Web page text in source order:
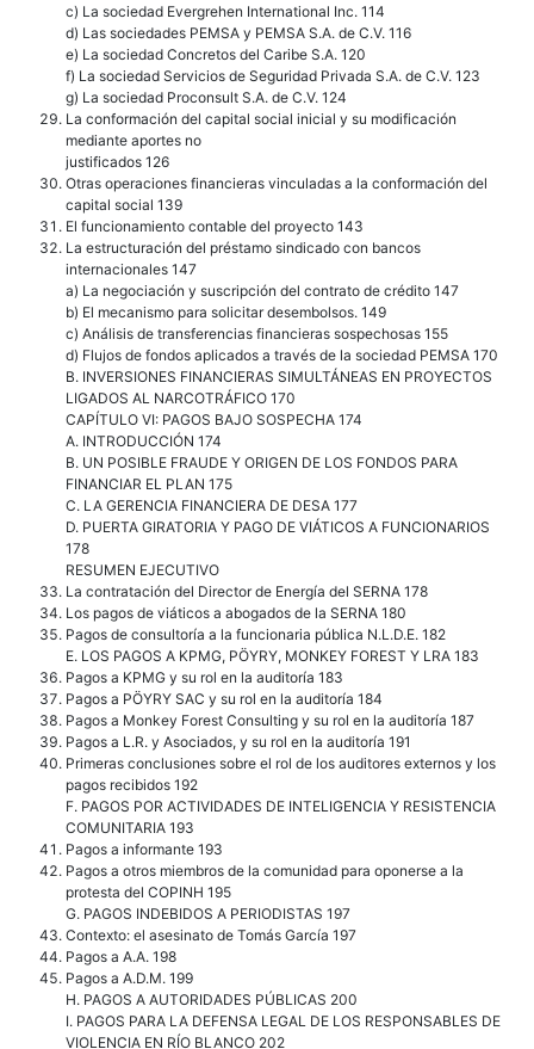
c) La sociedad Evergrehen International Inc. 114
d) Las sociedades PEMSA y PEMSA S.A. de C.V. 116
e) La sociedad Concretos del Caribe S.A. 120
f) La sociedad Servicios de Seguridad Privada S.A. de C.V. 123
g) La sociedad Proconsult S.A. de C.V. 124
La conformación del capital social inicial y su modificación
mediante aportes no
justificados 126
Otras operaciones financieras vinculadas a la conformación del
capital social 139
El funcionamiento contable del proyecto 143
La estructuración del préstamo sindicado con bancos
internacionales 147
a) La negociación y suscripción del contrato de crédito 147
b) El mecanismo para solicitar desembolsos. 149
c) Análisis de transferencias financieras sospechosas 155
d) Flujos de fondos aplicados a través de la sociedad PEMSA 170
B. INVERSIONES FINANCIERAS SIMULTÁNEAS EN PROYECTOS
LIGADOS AL NARCOTRÁFICO 170
CAPÍTULO VI: PAGOS BAJO SOSPECHA 174
A. INTRODUCCIÓN 174
B. UN POSIBLE FRAUDE Y ORIGEN DE LOS FONDOS PARA
FINANCIAR EL PLAN 175
C. LA GERENCIA FINANCIERA DE DESA 177
D. PUERTA GIRATORIA Y PAGO DE VIÁTICOS A FUNCIONARIOS
178
RESUMEN EJECUTIVO
La contratación del Director de Energía del SERNA 178
Los pagos de viáticos a abogados de la SERNA 180
Pagos de consultoría a la funcionaria pública N.L.D.E. 182
E. LOS PAGOS A KPMG, PÖYRY, MONKEY FOREST Y LRA 183
Pagos a KPMG y su rol en la auditoría 183
Pagos a PÖYRY SAC y su rol en la auditoría 184
Pagos a Monkey Forest Consulting y su rol en la auditoría 187
Pagos a L.R. y Asociados, y su rol en la auditoría 191
Primeras conclusiones sobre el rol de los auditores externos y los
pagos recibidos 192
F. PAGOS POR ACTIVIDADES DE INTELIGENCIA Y RESISTENCIA
COMUNITARIA 193
Pagos a informante 193
Pagos a otros miembros de la comunidad para oponerse a la
protesta del COPINH 195
G. PAGOS INDEBIDOS A PERIODISTAS 197
Contexto: el asesinato de Tomás García 197
Pagos a A.A. 198
Pagos a A.D.M. 199
H. PAGOS A AUTORIDADES PÚBLICAS 200
I. PAGOS PARA LA DEFENSA LEGAL DE LOS RESPONSABLES DE
VIOLENCIA EN RÍO BLANCO 202